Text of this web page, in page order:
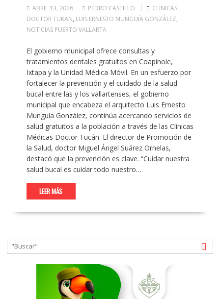
ABRIL 13, 2026 PEDRO CASTILLO
CLINICAS
DOCTOR TUKAN, LUIS ERNESTO MUNGUÍA GONZÁLEZ,
NOTICIAS PUERTO VALLARTA
El gobierno municipal ofrece consultas y
tratamientos dentales gratuitos en Coapinole,
Ixtapa y la Unidad Médica Móvil. En un esfuerzo por
fortalecer la prevención y el cuidado de la salud
bucal entre las y los vallartenses, el gobierno
municipal que encabeza el arquitecto Luis Ernesto
Munguía González, continúa acercando servicios de
salud gratuitos a la población a través de las Clínicas
Médicas Doctor Tucán. El director de Promoción de
la Salud, doctor Miguel Ángel Suárez Ornelas,
destacó que la prevención es clave. “Cuidar nuestra
salud bucal es cuidar todo nuestro…
LEER MÁS